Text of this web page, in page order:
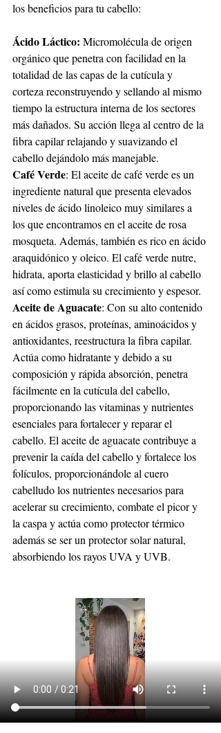
los beneficios para tu cabello:
Ácido Láctico: Micromolécula de origen
orgánico que penetra con facilidad en la
totalidad de las capas de la cutícula y
corteza reconstruyendo y sellando al mismo
tiempo la estructura interna de los sectores
más dañados. Su acción llega al centro de la
fibra capilar relajando y suavizando el
cabello dejándolo más manejable.
Café Verde: El aceite de café verde es un
ingrediente natural que presenta elevados
niveles de ácido linoleico muy similares a
los que encontramos en el aceite de rosa
mosqueta. Además, también es rico en ácido
araquidónico y oleico. El café verde nutre,
hidrata, aporta elasticidad y brillo al cabello
así como estimula su crecimiento y espesor.
Aceite de Aguacate: Con su alto contenido
en ácidos grasos, proteínas, aminoácidos y
antioxidantes, reestructura la fibra capilar.
Actúa como hidratante y debido a su
composición y rápida absorción, penetra
fácilmente en la cutícula del cabello,
proporcionando las vitaminas y nutrientes
esenciales para fortalecer y reparar el
cabello. El aceite de aguacate contribuye a
prevenir la caída del cabello y fortalece los
folículos, proporcionándole al cuero
cabelludo los nutrientes necesarios para
acelerar su crecimiento, combate el picor y
la caspa y actúa como protector térmico
además se ser un protector solar natural,
absorbiendo los rayos UVA y UVB.